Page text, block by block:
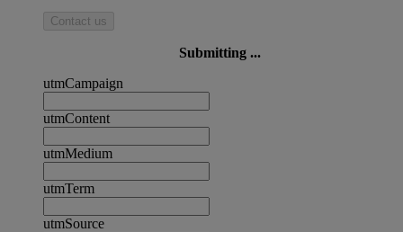
Contact us
Submitting ...
utmCampaign
utmContent
utmMedium
utmTerm
utmSource